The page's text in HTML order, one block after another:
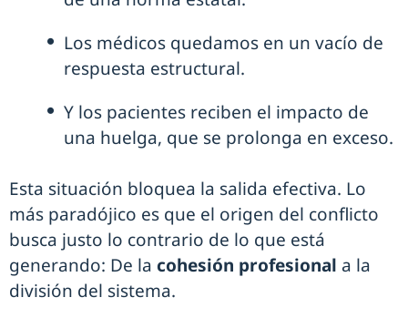
Los médicos quedamos en un vacío de
respuesta estructural.
Y los pacientes reciben el impacto de
una huelga, que se prolonga en exceso.
Esta situación bloquea la salida efectiva. Lo
más paradójico es que el origen del conflicto
busca justo lo contrario de lo que está
generando: De la cohesión profesional a la
división del sistema.